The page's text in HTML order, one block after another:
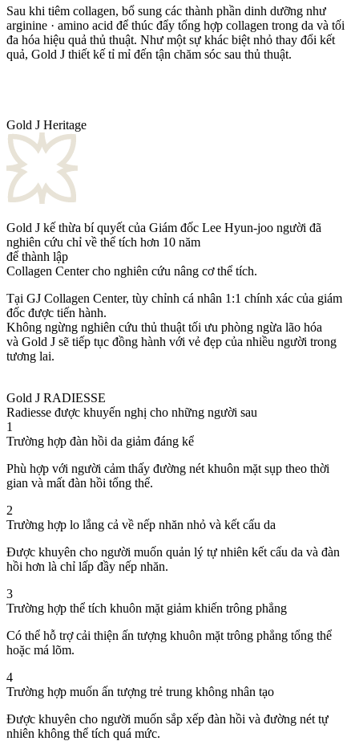
Sau khi tiêm collagen, bổ sung các thành phần dinh dưỡng như
arginine · amino acid để thúc đẩy tổng hợp collagen trong da và tối
đa hóa hiệu quả thủ thuật. Như một sự khác biệt nhỏ thay đổi kết
quả, Gold J thiết kế tỉ mỉ đến tận chăm sóc sau thủ thuật.
Gold J Heritage
Gold J kế thừa bí quyết của Giám đốc Lee Hyun-joo người đã
nghiên cứu chỉ về thể tích hơn 10 năm
để thành lập
Collagen Center cho nghiên cứu nâng cơ thể tích.
Tại GJ Collagen Center, tùy chỉnh cá nhân 1:1 chính xác của giám
đốc được tiến hành.
Không ngừng nghiên cứu thủ thuật tối ưu phòng ngừa lão hóa
và Gold J sẽ tiếp tục đồng hành với vẻ đẹp của nhiều người trong
tương lai.
Gold J RADIESSE
Radiesse được khuyến nghị cho những người sau
1
Trường hợp đàn hồi da giảm đáng kể
Phù hợp với người cảm thấy đường nét khuôn mặt sụp theo thời
gian và mất đàn hồi tổng thể.
2
Trường hợp lo lắng cả về nếp nhăn nhỏ và kết cấu da
Được khuyên cho người muốn quản lý tự nhiên kết cấu da và đàn
hồi hơn là chỉ lấp đầy nếp nhăn.
3
Trường hợp thể tích khuôn mặt giảm khiến trông phẳng
Có thể hỗ trợ cải thiện ấn tượng khuôn mặt trông phẳng tổng thể
hoặc má lõm.
4
Trường hợp muốn ấn tượng trẻ trung không nhân tạo
Được khuyên cho người muốn sắp xếp đàn hồi và đường nét tự
nhiên không thể tích quá mức.